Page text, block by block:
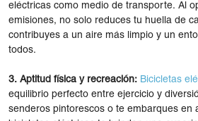
eléctricas como medio de transporte. Al
emisiones, no solo reduces tu huella de
contribuyes a un aire más limpio y un
todos.
3. Aptitud física y recreación: Bicicletas
equilibrio perfecto entre ejercicio y
senderos pintorescos o te embarques en